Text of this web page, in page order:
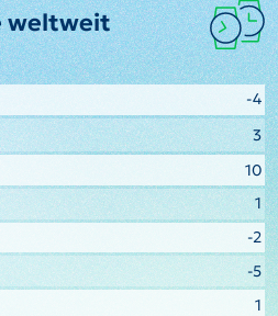
weltweit
-4
3
10
1
-2
-5
1